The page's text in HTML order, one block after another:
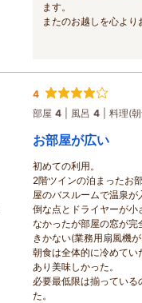
ます。
またのお越しを心より
4
部屋 4 風呂 4 料理(
お部屋が広い
初めての利用。
2階ツインの泊まったお
屋のバスルームで温泉
倒な点とドライヤーが
なかったが部屋の窓が
きかない(業務用扇風機
朝食は全体的に冷めて
あり美味しかった。
必要最低限は揃ってい
た。